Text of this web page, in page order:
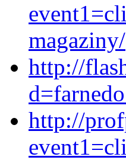
magaziny/
http://
http://